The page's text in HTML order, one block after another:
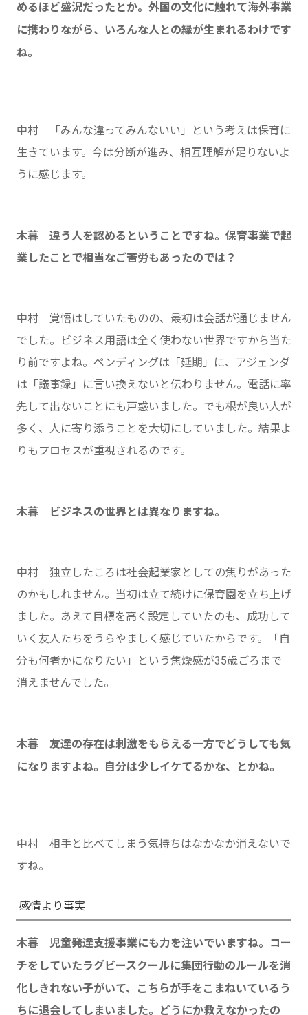
めるほど盛況だったとか。外国の文化に触れて海外事業
に携わりながら、いろんな人との縁が生まれるわけです
ね。
中村 「みんな違ってみんないい」という考えは保育に
生きています。今は分断が進み、相互理解が足りないよ
うに感じます。
木暮 違う人を認めるということですね。保育事業で起
業したことで相当なご苦労もあったのでは？
中村 覚悟はしていたものの、最初は会話が通じません
でした。ビジネス用語は全く使わない世界ですから当た
り前ですよね。ペンディングは「延期」に、アジェンダ
は「議事録」に言い換えないと伝わりません。電話に率
先して出ないことにも戸惑いました。でも根が良い人が
多く、人に寄り添うことを大切にしていました。結果よ
りもプロセスが重視されるのです。
木暮 ビジネスの世界とは異なりますね。
中村 独立したころは社会起業家としての焦りがあった
のかもしれません。当初は立て続けに保育園を立ち上げ
ました。あえて目標を高く設定していたのも、成功して
いく友人たちをうらやましく感じていたからです。「自
分も何者かになりたい」という焦燥感が35歳ごろまで
消えませんでした。
木暮 友達の存在は刺激をもらえる一方でどうしても気
になりますよね。自分は少しイケてるかな、とかね。
中村 相手と比べてしまう気持ちはなかなか消えないで
すね。
感情より事実
木暮 児童発達支援事業にも力を注いでいますね。コー
チをしていたラグビースクールに集団行動のルールを消
化しきれない子がいて、こちらが手をこまねいているう
ちに退会してしまいました。どうにか救えなかったの